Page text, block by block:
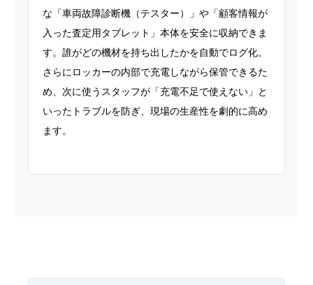
な「車両故障診断機（テスター）」や「顧客情報が
入った査定用タブレット」本体を安全に収納できま
す。誰がどの機材を持ち出したかを自動でログ化。
さらにロッカーの内部で充電しながら保管できるた
め、次に使うスタッフが「充電不足で使えない」と
いったトラブルを防ぎ、現場の生産性を劇的に高め
ます。